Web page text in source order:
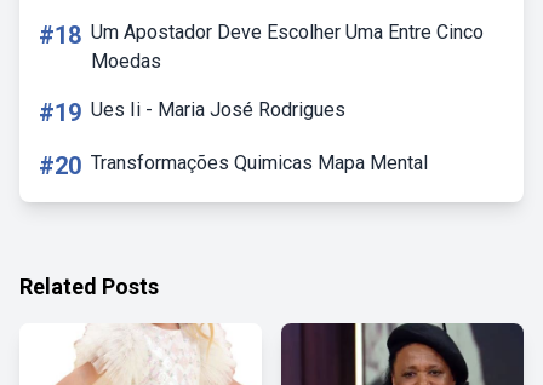
#18 Um Apostador Deve Escolher Uma Entre Cinco
Moedas
#19 Ues Ii - Maria José Rodrigues
#20 Transformações Quimicas Mapa Mental
Related Posts